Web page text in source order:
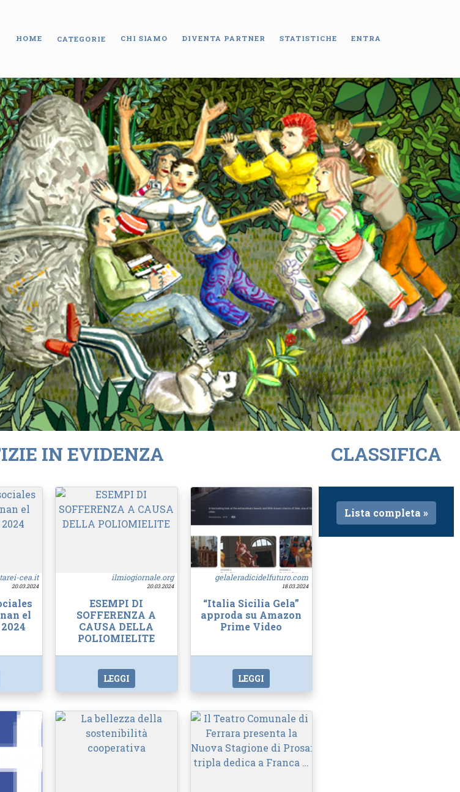
HOME CATEGORIE CHI SIAMO DIVENTA PARTNER STATISTICHE ENTRA
IN EVIDENZA
cea.it
20.03.2024
el
ilmiogiornale.org
20.03.2024
ESEMPI DI
SOFFERENZA A
CAUSA DELLA
POLIOMIELITE
LEGGI
gelaleradicidelfuturo.com
18.03.2024
“Italia Sicilia Gela”
approda su Amazon
Prime Video
LEGGI
CLASSIFICA
Lista completa »